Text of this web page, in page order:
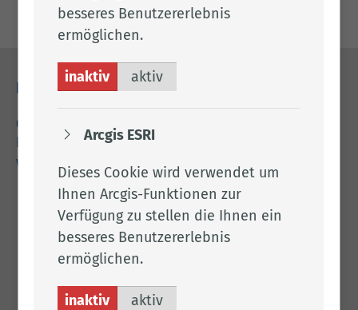
Kontakt
04471 15 0
kreishaus@lkclp.de
www.lkclp.de
Adresse
Landkreis Cloppenburg
Eschstr. 29
besseres Benutzererlebnis
ermöglichen.
inaktiv aktiv
Arcgis ESRI
Dieses Cookie wird verwendet um
Ihnen Arcgis-Funktionen zur
Verfügung zu stellen die Ihnen ein
besseres Benutzererlebnis
ermöglichen.
inaktiv aktiv